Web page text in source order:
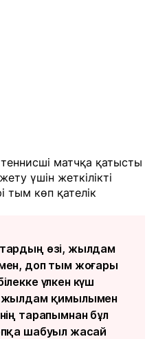
матчқа қатысты
үшін жеткілікті
тым көп қателік
өзі, жылдам
доп тым жоғары
үлкен күш
жылдам қимылымен
тарапымнан бұл
шабуыл жасай